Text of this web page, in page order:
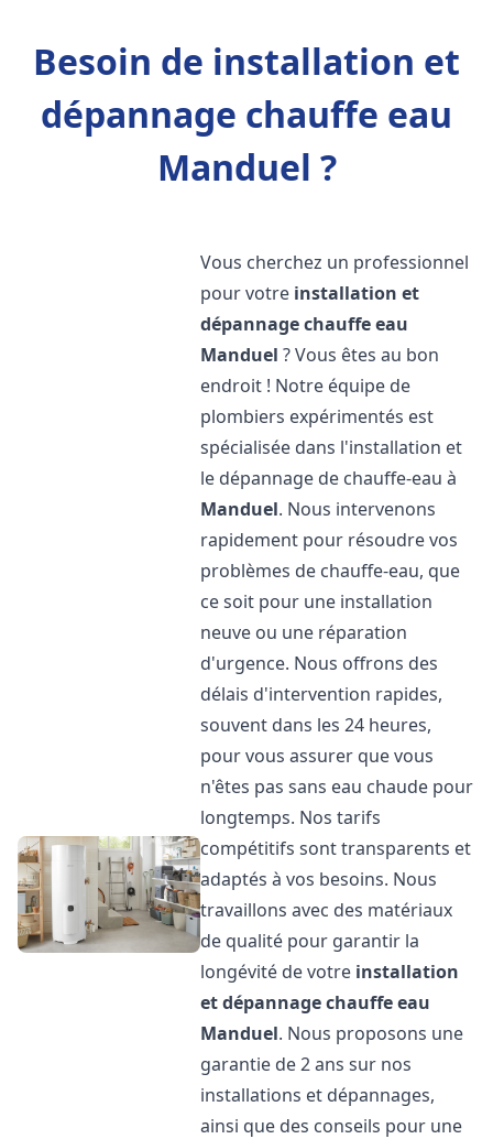
Besoin de installation et
dépannage chauffe eau
Manduel ?
Vous cherchez un professionnel
pour votre installation et
dépannage chauffe eau
Manduel ? Vous êtes au bon
endroit ! Notre équipe de
plombiers expérimentés est
spécialisée dans l'installation et
le dépannage de chauffe-eau à
Manduel. Nous intervenons
rapidement pour résoudre vos
problèmes de chauffe-eau, que
ce soit pour une installation
neuve ou une réparation
d'urgence. Nous offrons des
délais d'intervention rapides,
souvent dans les 24 heures,
pour vous assurer que vous
n'êtes pas sans eau chaude pour
longtemps. Nos tarifs
compétitifs sont transparents et
adaptés à vos besoins. Nous
travaillons avec des matériaux
de qualité pour garantir la
longévité de votre installation
et dépannage chauffe eau
Manduel. Nous proposons une
garantie de 2 ans sur nos
installations et dépannages,
ainsi que des conseils pour une